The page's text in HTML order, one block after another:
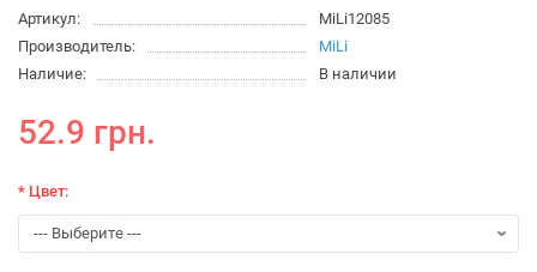
Артикул:
MiLi12085
Производитель:
MiLi
Наличие:
В наличии
52.9 грн.
* Цвет: